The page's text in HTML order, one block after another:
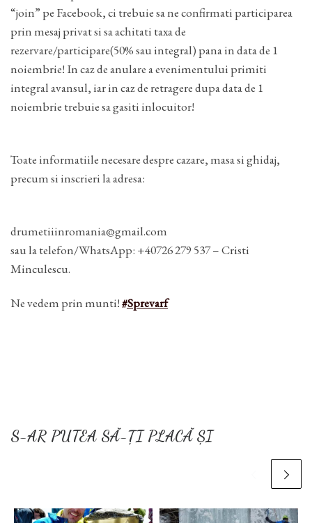
“join” pe Facebook, ci trebuie sa ne confirmati participarea
prin mesaj privat si sa achitati taxa de
rezervare/participare(50% sau integral) pana in data de 1
noiembrie! In caz de anulare a evenimentului primiti
integral avansul, iar in caz de retragere dupa data de 1
noiembrie trebuie sa gasiti inlocuitor!
Toate informatiile necesare despre cazare, masa si ghidaj,
precum si inscrieri la adresa:
drumetiiinromania@gmail.com
sau la telefon/WhatsApp: +40726 279 537 – Cristi
Minculescu.
Ne vedem prin munti!#Sprevarf
S-AR PUTEA SĂ-ȚI PLACĂ ȘI